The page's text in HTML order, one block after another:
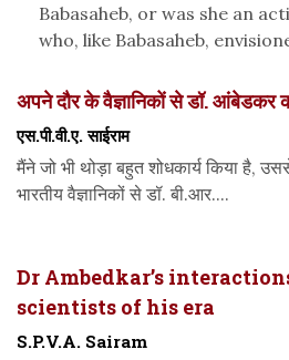
Babasaheb, or was she an
who, like Babasaheb,
अपने दौर के वैज्ञानिकों से डॉ. आंबेडकर
एस.पी.वी.ए. साईराम
मैंने जो भी थोड़ा बहुत शोधकार्य किया है,
भारतीय वैज्ञानिकों से डॉ. बी.आर....
Dr Ambedkar’s
scientists of his era
S.P.V.A. Sairam